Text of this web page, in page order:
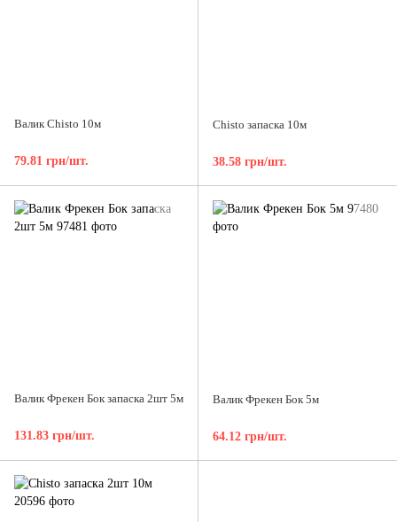
Валик Chisto 10м
79.81 грн/шт.
Chisto запаска 10м
38.58 грн/шт.
Валик Фрекен Бок запаска 2шт 5м
131.83 грн/шт.
Валик Фрекен Бок 5м
64.12 грн/шт.